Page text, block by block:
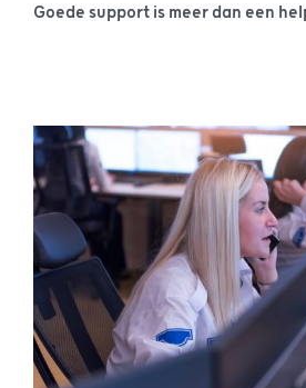
Goede support is meer dan een